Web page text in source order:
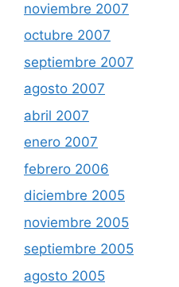
noviembre 2007
octubre 2007
septiembre 2007
agosto 2007
abril 2007
enero 2007
febrero 2006
diciembre 2005
noviembre 2005
septiembre 2005
agosto 2005